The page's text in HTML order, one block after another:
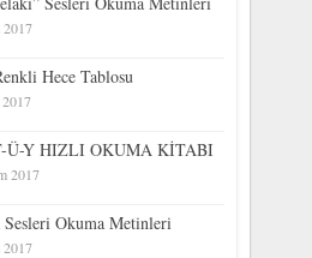
Hece Tablosu
Ü-Y HIZLI OKUMA KİTABI
2017
Okuma Metinleri